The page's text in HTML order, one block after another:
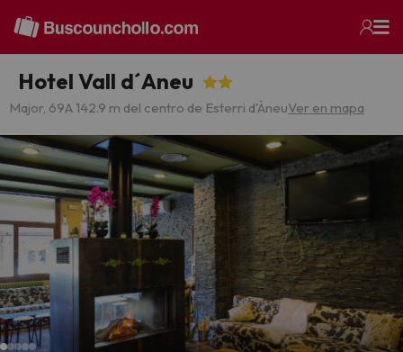
Hotel Vall d´Aneu
Major, 69A 142.9 m del centro de Esterri d'ÀneuVer en mapa